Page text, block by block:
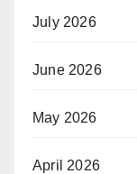
July 2026
June 2026
May 2026
April 2026